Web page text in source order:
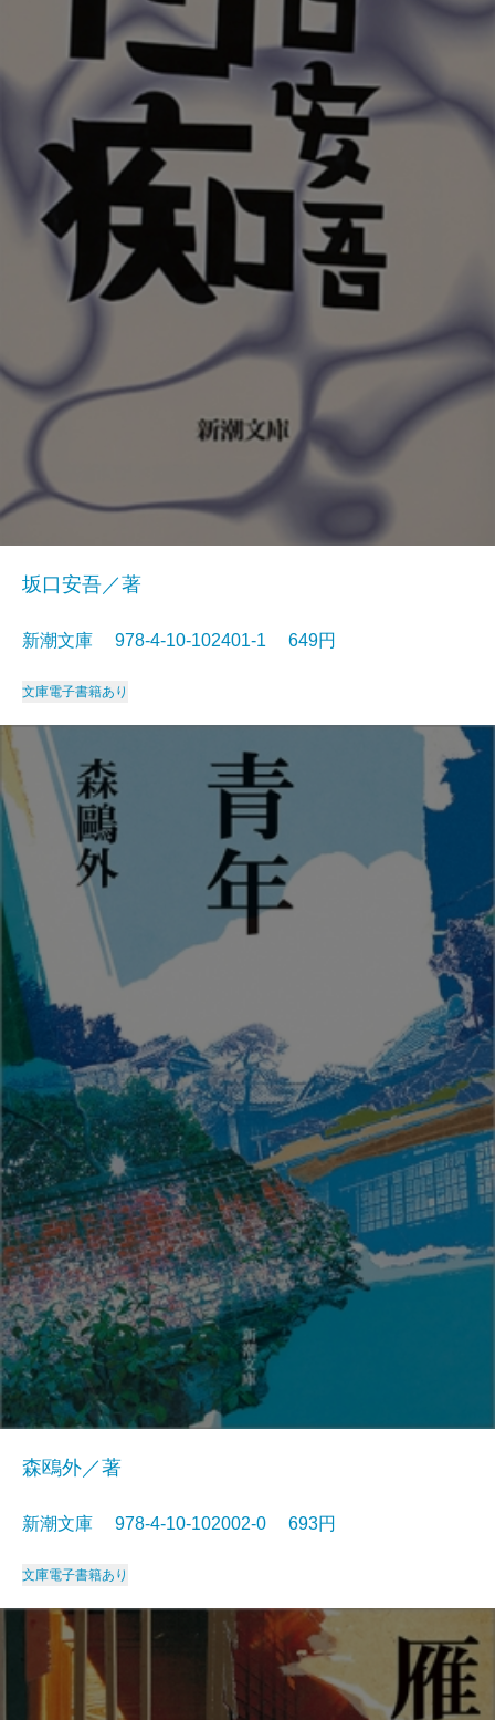
坂口安吾／著
新潮文庫 978-4-10-102401-1 649円
文庫電子書籍あり
森鴎外／著
新潮文庫 978-4-10-102002-0 693円
文庫電子書籍あり